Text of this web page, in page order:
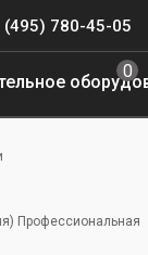
(495) 780-45-05
0
Профессиональная